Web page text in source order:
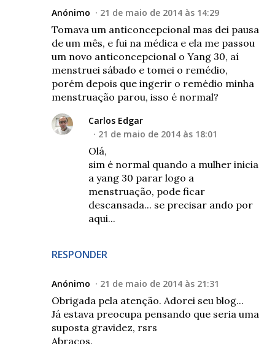
Anónimo 21 de maio de 2014 às 14:29
Tomava um anticoncepcional mas dei pausa
de um mês, e fui na médica e ela me passou
um novo anticoncepcional o Yang 30, aí
menstruei sábado e tomei o remédio,
porém depois que ingerir o remédio minha
menstruação parou, isso é normal?
RESPONDER
Carlos Edgar
21 de maio de 2014 às 18:01
Olá,
sim é normal quando a mulher inicia
a yang 30 parar logo a
menstruação, pode ficar
descansada... se precisar ando por
aqui...
Anónimo 21 de maio de 2014 às 21:31
Obrigada pela atenção. Adorei seu blog...
Já estava preocupa pensando que seria uma
suposta gravidez, rsrs
Abraços.